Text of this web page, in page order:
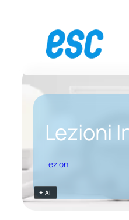
contenuto
✦ AI
Lezioni
Lezioni